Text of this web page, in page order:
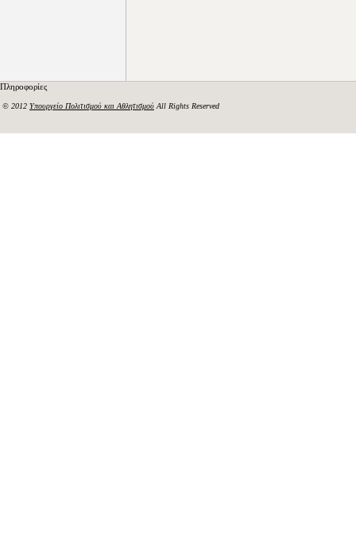
Πληροφορίες
© 2012 Υπουργείο Πολιτισμού και Αθλητισμού All Rights Reserved